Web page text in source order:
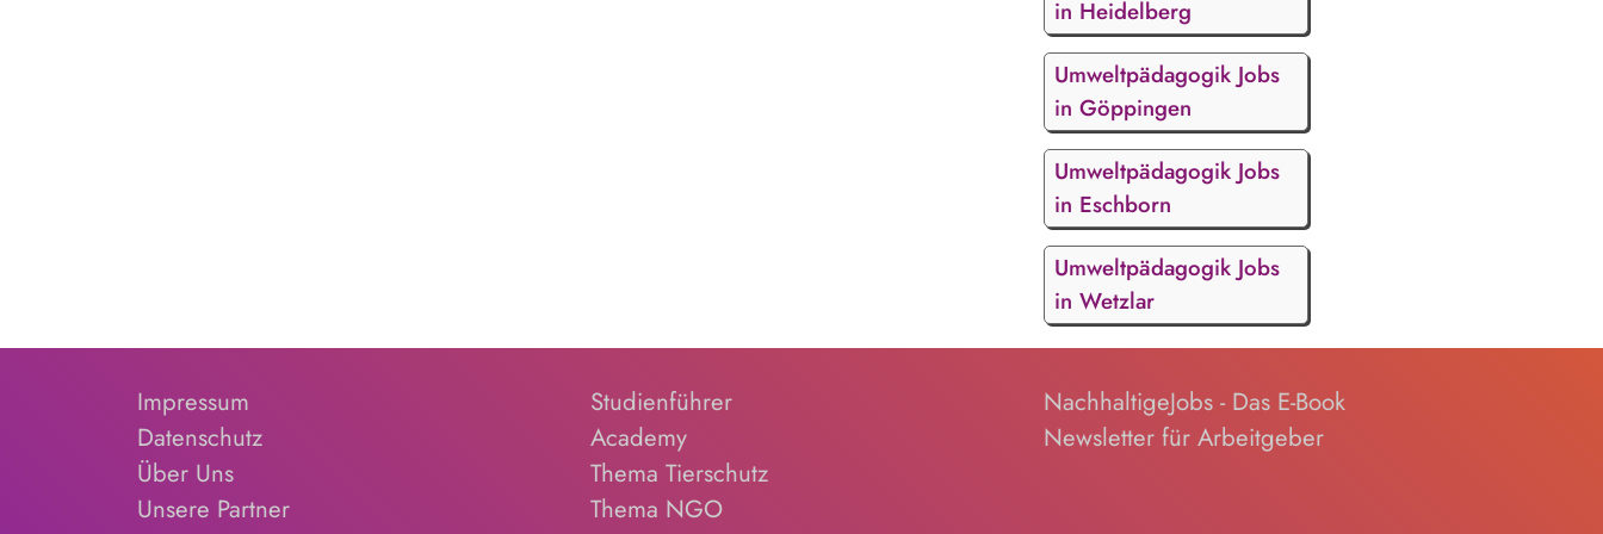
in Heidelberg
Umweltpädagogik Jobs
in Göppingen
Umweltpädagogik Jobs
in Eschborn
Umweltpädagogik Jobs
in Wetzlar
Impressum
Datenschutz
Über Uns
Unsere Partner
Studienführer
Academy
Thema Tierschutz
Thema NGO
NachhaltigeJobs - Das E-Book
Newsletter für Arbeitgeber